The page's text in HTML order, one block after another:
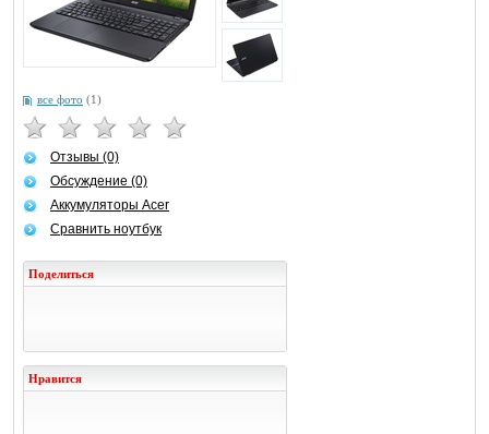
все фото (1)
Отзывы (0)
Обсуждение (0)
Аккумуляторы Acer
Сравнить ноутбук
Поделиться
Нравится